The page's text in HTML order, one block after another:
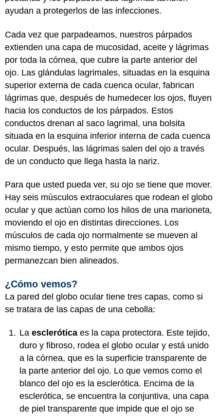
ayudan a protegerlos de las infecciones.
Cada vez que parpadeamos, nuestros párpados
extienden una capa de mucosidad, aceite y lágrimas
por toda la córnea, que cubre la parte anterior del
ojo. Las glándulas lagrimales, situadas en la esquina
superior externa de cada cuenca ocular, fabrican
lágrimas que, después de humedecer los ojos, fluyen
hacia los conductos de los párpados. Estos
conductos drenan al saco lagrimal, una bolsita
situada en la esquina inferior interna de cada cuenca
ocular. Después, las lágrimas salen del ojo a través
de un conducto que llega hasta la nariz.
Para que usted pueda ver, su ojo se tiene que mover.
Hay seis músculos extraoculares que rodean el globo
ocular y que actúan como los hilos de una marioneta,
moviendo el ojo en distintas direcciones. Los
músculos de cada ojo normalmente se mueven al
mismo tiempo, y esto permite que ambos ojos
permanezcan bien alineados.
¿Cómo vemos?
La pared del globo ocular tiene tres capas, como si
se tratara de las capas de una cebolla:
La esclerótica es la capa protectora. Este tejido,
duro y fibroso, rodea el globo ocular y está unido
a la córnea, que es la superficie transparente de
la parte anterior del ojo. Lo que vemos como el
blanco del ojo es la esclerótica. Encima de la
esclerótica, se encuentra la conjuntiva, una capa
de piel transparente que impide que el ojo se